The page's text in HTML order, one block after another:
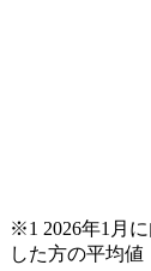
※1 2026年1月
した方の平均値